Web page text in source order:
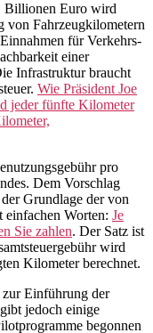
Billionen Euro wird
von Fahrzeugkilometern
für Verkehrs-
einer
Infrastruktur braucht
Wie Präsident Joe
jeder fünfte Kilometer
pro
Dem Vorschlag
Grundlage der von
einfachen Worten: Je
Sie zahlen. Der Satz ist
wird
Kilometer berechnet.
zur Einführung der
jedoch einige
begonnen